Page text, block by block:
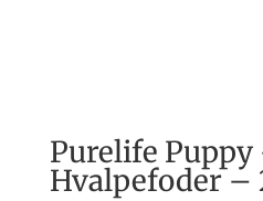
Purelife
Hvalpefoder –